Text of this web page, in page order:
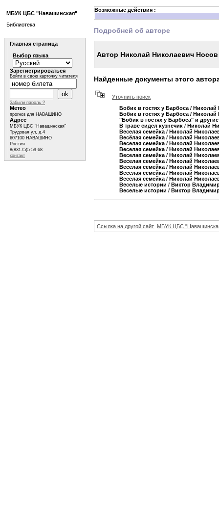
Возможные действия :
Подробней об авторе
Автор Николай Николаевич Носов
Найденные документы этого
Уточнить поиск
Бобик в гостях у Барбоса / Николай
Бобик в гостях у Барбоса / Николай
"Бобик в гостях у Барбоса" и
В траве сидел кузнечик / Николай
Веселая семейка / Николай
Весёлая семейка / Николай
Веселая семейка / Николай
Веселая семейка / Николай
Веселая семейка / Николай
Веселая семейка / Николай
Веселая семейка / Николай
Веселая семейка / Николай
Весёлая семейка / Николай
Веселые истории / Виктор
Веселые истории / Виктор
Ссылка на другой сайт МБУК ЦБС
МБУК ЦБС "Навашинская"
Библиотека
Главная страница
Выбор языка
Зарегистрироваться
Войти в свою карточку читателя
Забыли пароль ?
Метео
прогноз для НАВАШИНО
Адрес
МБУК ЦБС "Навашинская"
Трудовая ул, д.4
607100 НАВАШИНО
Россия
8(83175)5-59-68
контакт